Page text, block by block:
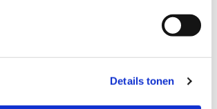
Details tonen